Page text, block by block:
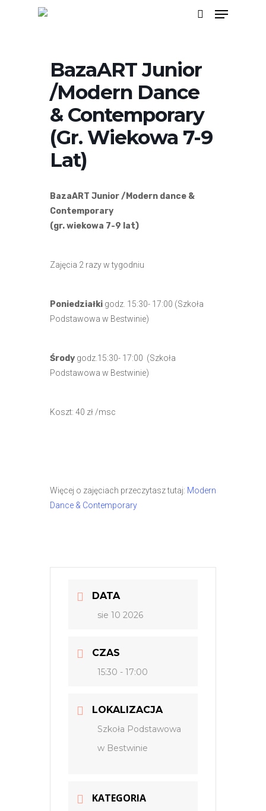
Menu
BazaART Junior
/Modern Dance
& Contemporary
(gr. Wiekowa 7-9
Lat)
BazaART Junior /Modern dance &
Contemporary
(gr. wiekowa 7-9 lat)
Zajęcia 2 razy w tygodniu
Poniedziałki godz. 15:30- 17:00 (Szkoła
Podstawowa w Bestwinie)
Środy godz.15:30- 17:00 (Szkoła
Podstawowa w Bestwinie)
Koszt: 40 zł /msc
Więcej o zajęciach przeczytasz tutaj: Modern
Dance & Contemporary
DATA
sie 10 2026
CZAS
15:30 - 17:00
LOKALIZACJA
Szkoła Podstawowa
w Bestwinie
KATEGORIA